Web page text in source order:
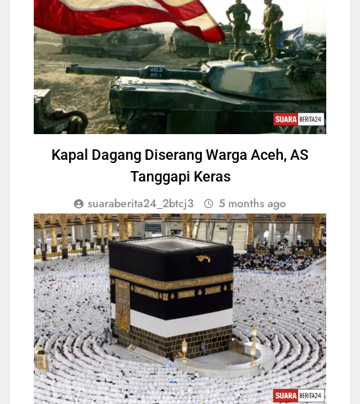
Kapal Dagang Diserang Warga Aceh, AS
Tanggapi Keras
suaraberita24_2btcj3 5 months ago
SYARIAH